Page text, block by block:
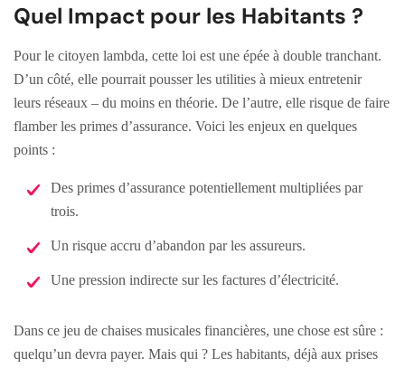
Quel Impact pour les Habitants ?
Pour le citoyen lambda, cette loi est une épée à double tranchant.
D’un côté, elle pourrait pousser les utilities à mieux entretenir
leurs réseaux – du moins en théorie. De l’autre, elle risque de faire
flamber les primes d’assurance. Voici les enjeux en quelques
points :
Des primes d’assurance potentiellement multipliées par
trois.
Un risque accru d’abandon par les assureurs.
Une pression indirecte sur les factures d’électricité.
Dans ce jeu de chaises musicales financières, une chose est sûre :
quelqu’un devra payer. Mais qui ? Les habitants, déjà aux prises